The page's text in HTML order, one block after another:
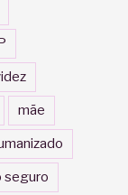
mãe
seguro